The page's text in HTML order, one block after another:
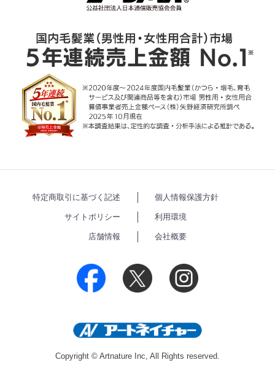
特定商取引に基づく記述 個人情報保護方針
サイトポリシー 利用環境
店舗情報 会社概要
Copyright © Artnature Inc, All Rights reserved.